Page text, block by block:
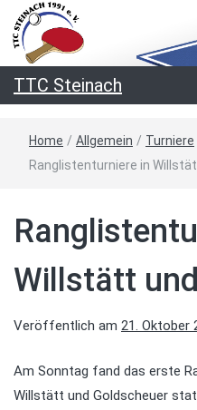
TTC Steinach
Home / Allgemein / Turniere
Ranglistenturniere in
Willstätt
Veröffentlich am 21. Oktober
Am Sonntag fand das erste
Willstätt und Goldscheuer